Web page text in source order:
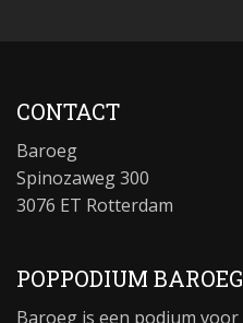
CONTACT
Baroeg
Spinozaweg 300
3076 ET Rotterdam
POPPODIUM BAROEG
Baroeg is een podium